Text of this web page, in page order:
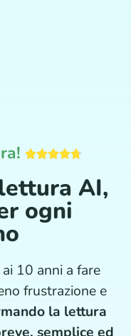
AI,
ogni
10 anni a fare
frustrazione e
la lettura
semplice ed